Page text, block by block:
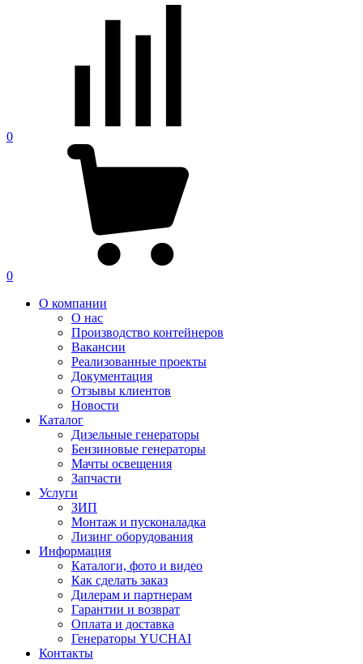
0
0
О компании
О нас
Производство контейнеров
Вакансии
Реализованные проекты
Документация
Отзывы клиентов
Новости
Каталог
Дизельные генераторы
Бензиновые генераторы
Мачты освещения
Запчасти
Услуги
ЗИП
Монтаж и пусконаладка
Лизинг оборудования
Информация
Каталоги, фото и видео
Как сделать заказ
Дилерам и партнерам
Гарантии и возврат
Оплата и доставка
Генераторы YUCHAI
Контакты